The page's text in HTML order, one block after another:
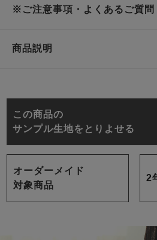
※ご注意事項・よくあるご質問
商品説明
この商品の
サンプル生地をとりよせる
オーダーメイド
対象商品
2